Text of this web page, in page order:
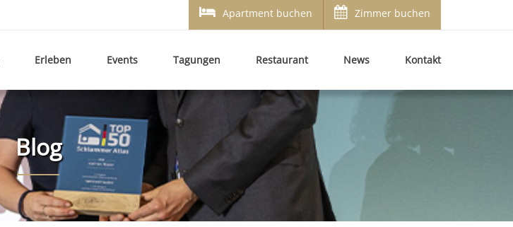
Apartment buchen Zimmer buchen
Erleben Events Tagungen Restaurant News Kontakt
Blog